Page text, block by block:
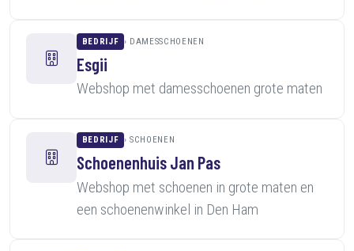
BEDRIJF DAMESSCHOENEN
Esgii
Webshop met damesschoenen grote maten
BEDRIJF SCHOENEN
Schoenenhuis Jan Pas
Webshop met schoenen in grote maten en
een schoenenwinkel in Den Ham